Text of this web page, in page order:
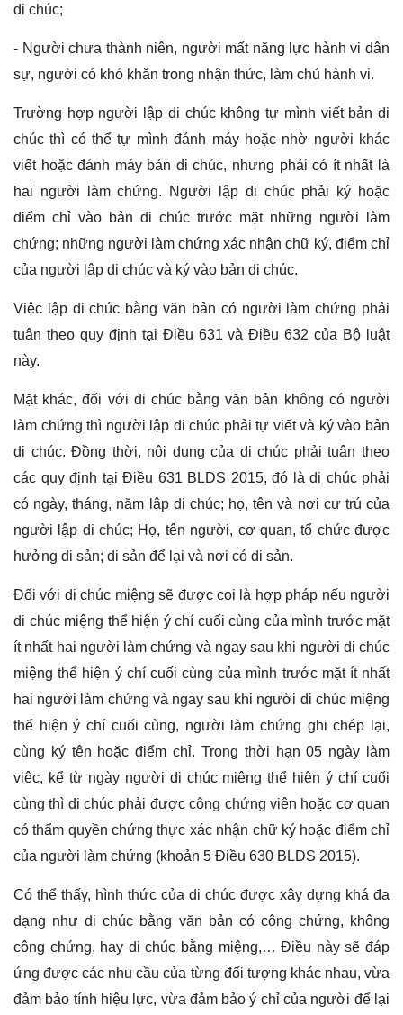
di chúc;
- Người chưa thành niên, người mất năng lực hành vi dân
sự, người có khó khăn trong nhận thức, làm chủ hành vi.
Trường hợp người lập di chúc không tự mình viết bản di
chúc thì có thể tự mình đánh máy hoặc nhờ người khác
viết hoặc đánh máy bản di chúc, nhưng phải có ít nhất là
hai người làm chứng. Người lập di chúc phải ký hoặc
điểm chỉ vào bản di chúc trước mặt những người làm
chứng; những người làm chứng xác nhận chữ ký, điểm chỉ
của người lập di chúc và ký vào bản di chúc.
Việc lập di chúc bằng văn bản có người làm chứng phải
tuân theo quy định tại Điều 631 và Điều 632 của Bộ luật
này.
Mặt khác, đối với di chúc bằng văn bản không có người
làm chứng thì người lập di chúc phải tự viết và ký vào bản
di chúc. Đồng thời, nội dung của di chúc phải tuân theo
các quy định tại Điều 631 BLDS 2015, đó là di chúc phải
có ngày, tháng, năm lập di chúc; họ, tên và nơi cư trú của
người lập di chúc; Họ, tên người, cơ quan, tổ chức được
hưởng di sản; di sản để lại và nơi có di sản.
Đối với di chúc miệng sẽ được coi là hợp pháp nếu người
di chúc miệng thể hiện ý chí cuối cùng của mình trước mặt
ít nhất hai người làm chứng và ngay sau khi người di chúc
miệng thể hiện ý chí cuối cùng của mình trước mặt ít nhất
hai người làm chứng và ngay sau khi người di chúc miệng
thể hiện ý chí cuối cùng, người làm chứng ghi chép lại,
cùng ký tên hoặc điểm chỉ. Trong thời hạn 05 ngày làm
việc, kể từ ngày người di chúc miệng thể hiện ý chí cuối
cùng thì di chúc phải được công chứng viên hoặc cơ quan
có thẩm quyền chứng thực xác nhận chữ ký hoặc điểm chỉ
của người làm chứng (khoản 5 Điều 630 BLDS 2015).
Có thể thấy, hình thức của di chúc được xây dựng khá đa
dạng như di chúc bằng văn bản có công chứng, không
công chứng, hay di chúc bằng miệng,… Điều này sẽ đáp
ứng được các nhu cầu của từng đối tượng khác nhau, vừa
đảm bảo tính hiệu lực, vừa đảm bảo ý chỉ của người để lại